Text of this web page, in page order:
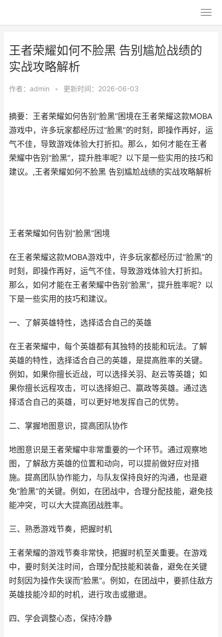
王者荣耀如何不脸黑 告别尴尬战绩的
实战攻略解析
作者： admin • 更新时间：2026-06-03
摘要：王者荣耀如何告别“脸黑”困境在王者荣耀这款MOBA
游戏中，许多玩家都经历过“脸黑”的时刻，即操作再好，运
气不佳，导致游戏体验大打折扣。那么，如何才能在王者
荣耀中告别“脸黑”，提升胜率呢？以下是一些实用的技巧和
建议。,王者荣耀如何不脸黑 告别尴尬战绩的实战攻略解析
王者荣耀如何告别“脸黑”困境
在王者荣耀这款MOBA游戏中，许多玩家都经历过“脸黑”的
时刻，即操作再好，运气不佳，导致游戏体验大打折扣。
那么，如何才能在王者荣耀中告别“脸黑”，提升胜率呢？以
下是一些实用的技巧和建议。
一、了解英雄特性，选择适合自己的英雄
在王者荣耀中，每个英雄都有其独特的技能和玩法。了解
英雄的特性，选择适合自己的英雄，是提高胜率的关键。
例如，如果你擅长近战，可以选择关羽、赵云等英雄；如
果你擅长远程攻击，可以选择妲己、嬴政等英雄。通过选
择适合自己的英雄，可以更好地发挥自己的优势。
二、掌握地图意识，提高团队协作
地图意识是王者荣耀中非常重要的一个环节。通过观察地
图，了解敌方英雄的位置和动向，可以提前做好应对措
施。提高团队协作能力，与队友保持良好的沟通，也是避
免“脸黑”的关键。例如，在团战中，合理分配技能，避免技
能冲突，可以大大提高团战胜率。
三、熟悉游戏节奏，把握时机
王者荣耀的游戏节奏非常快，把握时机至关重要。在游戏
中，要时刻关注时间，合理分配技能和装备，避免在关键
时刻因为操作失误而“脸黑”。例如，在团战中，要抓住敌方
英雄技能冷却的时机，进行攻击或撤退。
四、学会调整心态，保持冷静